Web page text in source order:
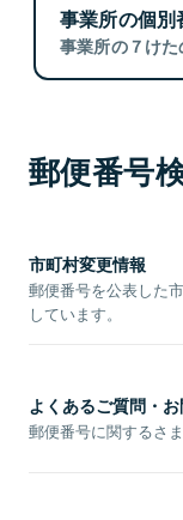
事業所の個別
事業所の７けた
郵便番号
市町村変更情報
郵便番号を公表した
しています。
よくあるご質問・
郵便番号に関するさ